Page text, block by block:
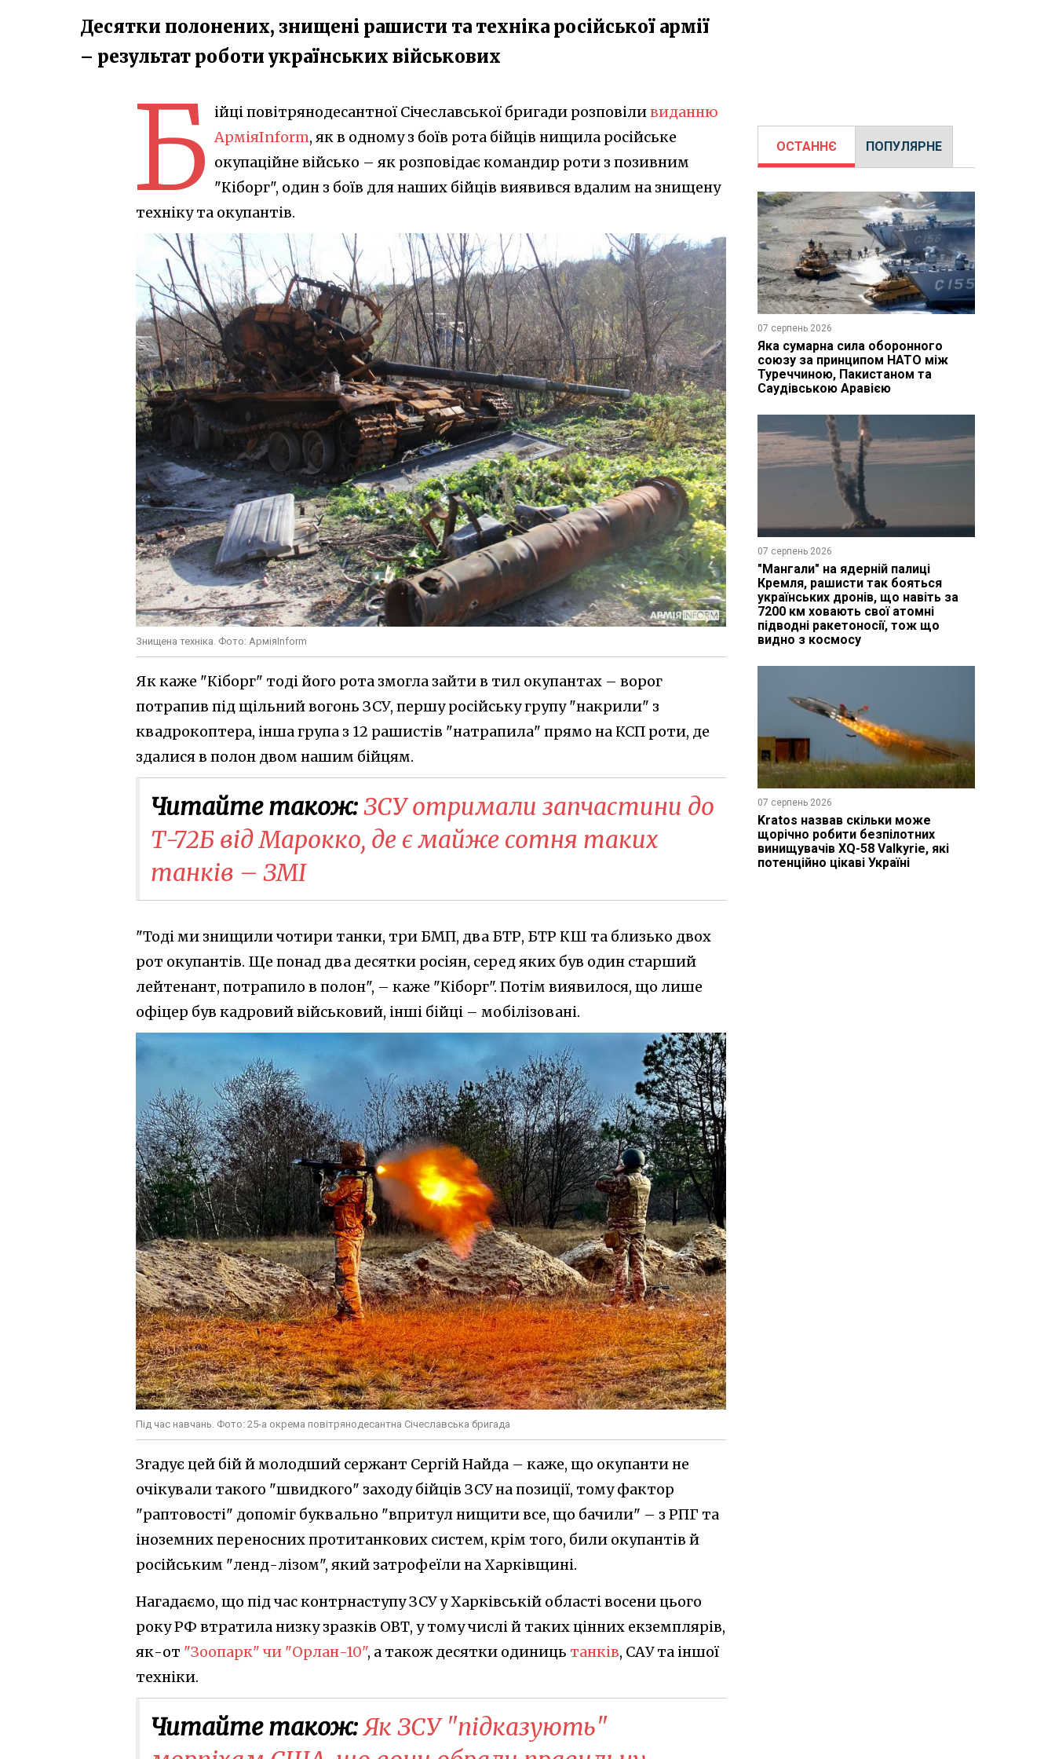
Десятки полонених, знищені рашисти та техніка російської армії
– результат роботи українських військових
Б ійці повітрянодесантної Січеславської бригади розповіливиданню
АрміяInform, як в одному з боїв рота бійців нищила російське
окупаційне військо – як розповідає командир роти з позивним
"Кіборг", один з боїв для наших бійців виявився вдалим на знищену
техніку та окупантів.
Знищена техніка. Фото: АрміяInform
Як каже "Кіборг" тоді його рота змогла зайти в тил окупантах – ворог
потрапив під щільний вогонь ЗСУ, першу російську групу "накрили" з
квадрокоптера, інша група з 12 рашистів "натрапила" прямо на КСП роти, де
здалися в полон двом нашим бійцям.
Читайте також:ЗСУ отримали запчастини до
Т-72Б від Марокко, де є майже сотня таких
танків – ЗМІ
"Тоді ми знищили чотири танки, три БМП, два БТР, БТР КШ та близько двох
рот окупантів. Ще понад два десятки росіян, серед яких був один старший
лейтенант, потрапило в полон", – каже "Кіборг". Потім виявилося, що лише
офіцер був кадровий військовий, інші бійці – мобілізовані.
Під час навчань. Фото: 25-а окрема повітрянодесантна Січеславська бригада
Згадує цей бій й молодший сержант Сергій Найда – каже, що окупанти не
очікували такого "швидкого" заходу бійців ЗСУ на позиції, тому фактор
"раптовості" допоміг буквально "впритул нищити все, що бачили" – з РПГ та
іноземних переносних протитанкових систем, крім того, били окупантів й
російським "ленд-лізом", який затрофеїли на Харківщині.
Нагадаємо, що під час контрнаступу ЗСУ у Харківській області восени цього
року РФ втратила низку зразків ОВТ, у тому числі й таких цінних екземплярів,
як-от "Зоопарк" чи "Орлан-10", а також десятки одиниць танків, САУ та іншої
техніки.
Читайте також:Як ЗСУ "підказують"
ОСТАННЄ ПОПУЛЯРНЕ
07 серпень 2026
Яка сумарна сила оборонного
союзу за принципом НАТО між
Туреччиною, Пакистаном та
Саудівською Аравією
07 серпень 2026
"Мангали" на ядерній палиці
Кремля, рашисти так бояться
українських дронів, що навіть за
7200 км ховають свої атомні
підводні ракетоносії, тож що
видно з космосу
07 серпень 2026
Kratos назвав скільки може
щорічно робити безпілотних
винищувачів XQ-58 Valkyrie, які
потенційно цікаві Україні